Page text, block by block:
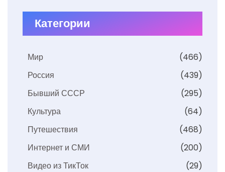
Категории
Мир
(466)
Россия
(439)
Бывший СССР
(295)
Культура
(64)
Путешествия
(468)
Интернет и СМИ
(200)
Видео из ТикТок
(29)